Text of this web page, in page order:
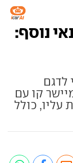
נוסף:
לדגם
קו עם
עליו, כולל